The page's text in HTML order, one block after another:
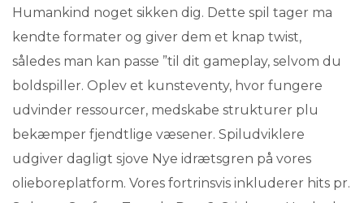
Humankind noget sikken dig. Dette spil tager ma
kendte formater og giver dem et knap twist,
således man kan passe ”til dit gameplay, selvom du
boldspiller. Oplev et kunsteventy, hvor fungere
udvinder ressourcer, medskabe strukturer plu
bekæmper fjendtlige væsener. Spiludviklere
udgiver dagligt sjove Nye idrætsgren på vores
olieboreplatform. Vores fortrinsvis inkluderer hits pr.